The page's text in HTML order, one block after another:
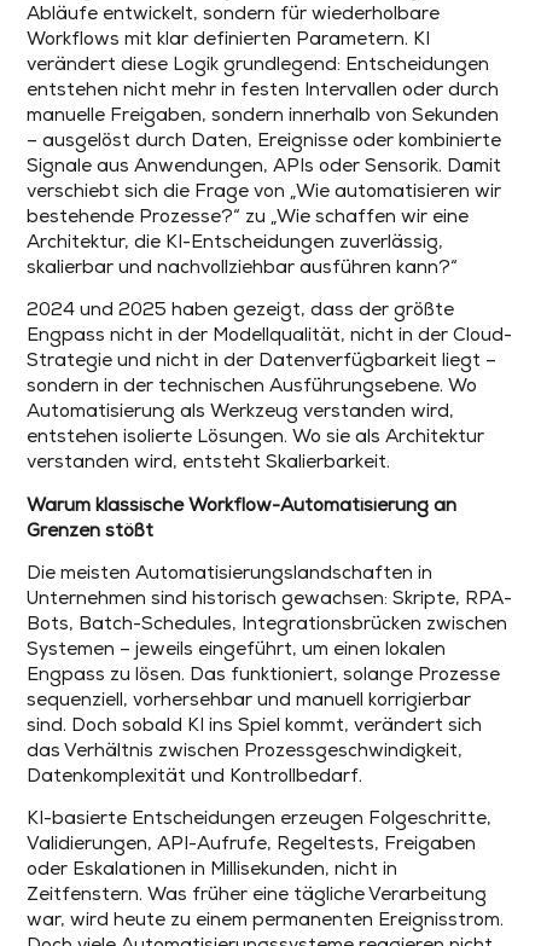
Abläufe entwickelt, sondern für wiederholbare
Workflows mit klar definierten Parametern. KI
verändert diese Logik grundlegend: Entscheidungen
entstehen nicht mehr in festen Intervallen oder durch
manuelle Freigaben, sondern innerhalb von Sekunden
– ausgelöst durch Daten, Ereignisse oder kombinierte
Signale aus Anwendungen, APIs oder Sensorik. Damit
verschiebt sich die Frage von „Wie automatisieren wir
bestehende Prozesse?“ zu „Wie schaffen wir eine
Architektur, die KI-Entscheidungen zuverlässig,
skalierbar und nachvollziehbar ausführen kann?“
2024 und 2025 haben gezeigt, dass der größte
Engpass nicht in der Modellqualität, nicht in der Cloud-
Strategie und nicht in der Datenverfügbarkeit liegt –
sondern in der technischen Ausführungsebene. Wo
Automatisierung als Werkzeug verstanden wird,
entstehen isolierte Lösungen. Wo sie als Architektur
verstanden wird, entsteht Skalierbarkeit.
Warum klassische Workflow-Automatisierung an
Grenzen stößt
Die meisten Automatisierungslandschaften in
Unternehmen sind historisch gewachsen: Skripte, RPA-
Bots, Batch-Schedules, Integrationsbrücken zwischen
Systemen – jeweils eingeführt, um einen lokalen
Engpass zu lösen. Das funktioniert, solange Prozesse
sequenziell, vorhersehbar und manuell korrigierbar
sind. Doch sobald KI ins Spiel kommt, verändert sich
das Verhältnis zwischen Prozessgeschwindigkeit,
Datenkomplexität und Kontrollbedarf.
KI-basierte Entscheidungen erzeugen Folgeschritte,
Validierungen, API-Aufrufe, Regeltests, Freigaben
oder Eskalationen in Millisekunden, nicht in
Zeitfenstern. Was früher eine tägliche Verarbeitung
war, wird heute zu einem permanenten Ereignisstrom.